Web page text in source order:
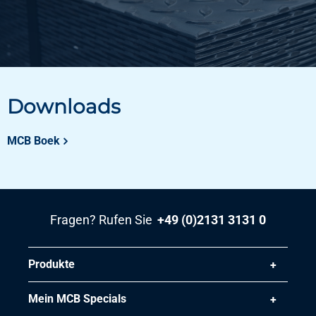
Downloads
MCB Boek
Fragen? Rufen Sie +49 (0)2131 3131 0
Produkte
Mein MCB Specials